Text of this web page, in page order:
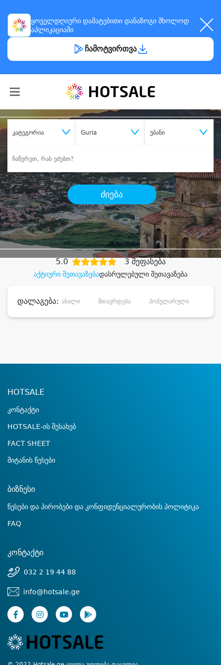
ყოველდღიური დამატებითი დანაზოგი მხოლოდ
აპლიკაციაში
ჩამოტვირთვა
კატეგორია Guria უბანი
ძიება
შეიძინესასურველი მომსახურება
დიდი დანაზოგით
აქტიური შეთავაზებადასრულებული შეთავაზება
5.0 3 შეფასება
დალაგება: ახალი მთავრდება პოპულარული
HOTSALE
კონტაქტი
HOTSALE-ის შესახებ
FACT SHEET
მიტანის წესები
ბიზნესი
წესები და პირობები და კონფიდენციალურობის პოლიტიკა
FAQ
კონტაქტი
032 2 19 44 88
info@hotsale.ge